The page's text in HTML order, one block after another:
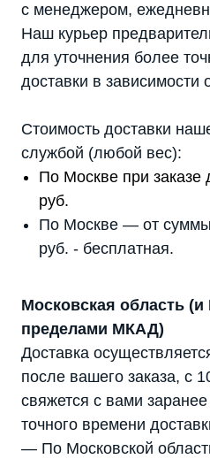
с менеджером,
Наш курьер
для уточнения более
доставки в зависимости
Стоимость доставки
службой (любой вес):
По Москве при
руб.
По Москве — от
руб. - бесплатная.
Московская область (и
пределами МКАД)
Доставка
после вашего заказа, с
свяжется с вами
точного времени
— По Московской
Мы являемся
официальным
Оставьте заявку на подбор
стабилизатора или ИБП и
менеджеры помогут вам
подходящий вариант